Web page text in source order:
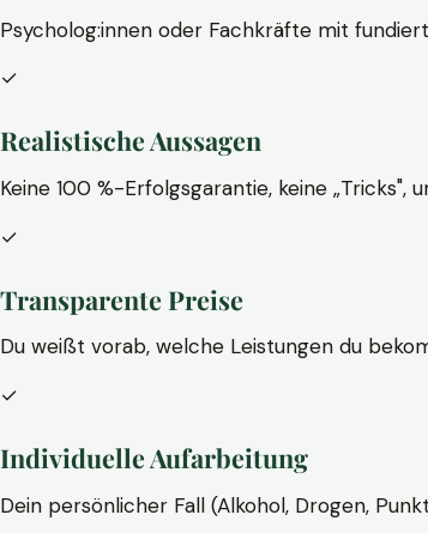
Psycholog:innen oder Fachkräfte mit
✓
Realistische Aussagen
Keine 100 %-Erfolgsgarantie, keine „Tricks",
✓
Transparente Preise
Du weißt vorab, welche Leistungen du
✓
Individuelle Aufarbeitung
Dein persönlicher Fall (Alkohol, Drogen,